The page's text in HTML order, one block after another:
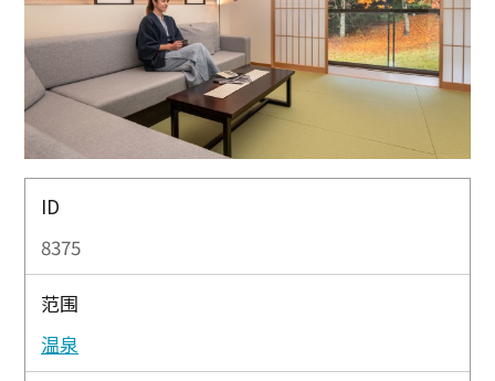
ID
8375
范围
温泉